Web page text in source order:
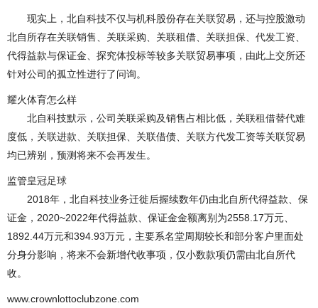
现实上，北自科技不仅与机科股份存在关联贸易，还与控股激动
北自所存在关联销售、关联采购、关联租借、关联担保、代发工资、
代得益款与保证金、探究体投标等较多关联贸易事项，由此上交所还
针对公司的孤立性进行了问询。
耀火体育怎么样
北自科技默示，公司关联采购及销售占相比低，关联租借替代难
度低，关联进款、关联担保、关联借债、关联方代发工资等关联贸易
均已辨别，预测将来不会再发生。
监管皇冠足球
2018年，北自科技业务迁徙后握续数年仍由北自所代得益款、保
证金，2020~2022年代得益款、保证金金额离别为2558.17万元、
1892.44万元和394.93万元，主要系名堂周期较长和部分客户里面处
分身分影响，将来不会新增代收事项，仅小数款项仍需由北自所代
收。
www.crownlottoclubzone.com